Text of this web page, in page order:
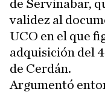
de Servinabar,
validez al
UCO en el que
adquisición del
de Cerdán.
Argumentó